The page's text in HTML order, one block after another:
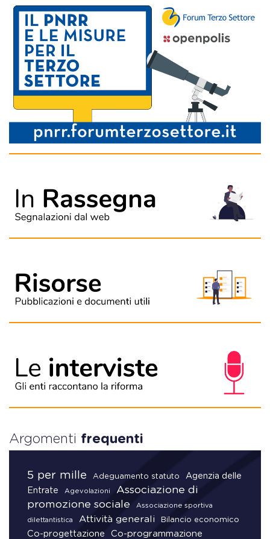
Argomenti frequenti
5 per mille Adeguamento statuto
Agenzia delle
Entrate
Agevolazioni
Associazione di
promozione sociale
Associazione sportiva
dilettantistica Attività generali Bilancio economico
Co-progettazione Co-programmazione